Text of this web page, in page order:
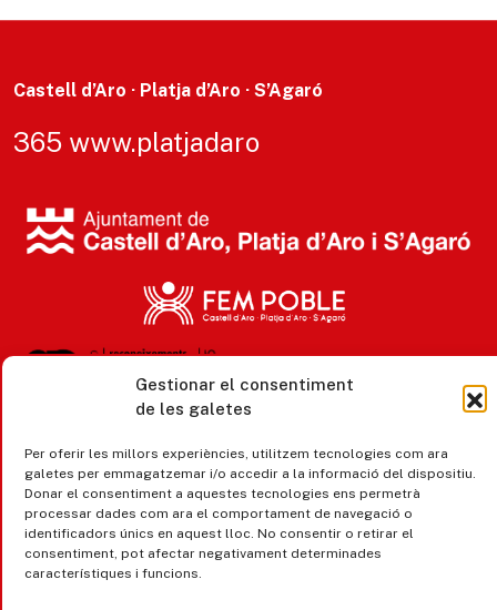
Gestionar el consentiment
de les galetes
Per oferir les millors experiències, utilitzem tecnologies com ara
galetes per emmagatzemar i/o accedir a la informació del dispositiu.
Donar el consentiment a aquestes tecnologies ens permetrà
processar dades com ara el comportament de navegació o
identificadors únics en aquest lloc. No consentir o retirar el
consentiment, pot afectar negativament determinades
característiques i funcions.
Castell d’Aro · Platja d’Aro · S’Agaró
365 www.platjadaro
Avís legal, privacitat i cookies
Equipaments municipals